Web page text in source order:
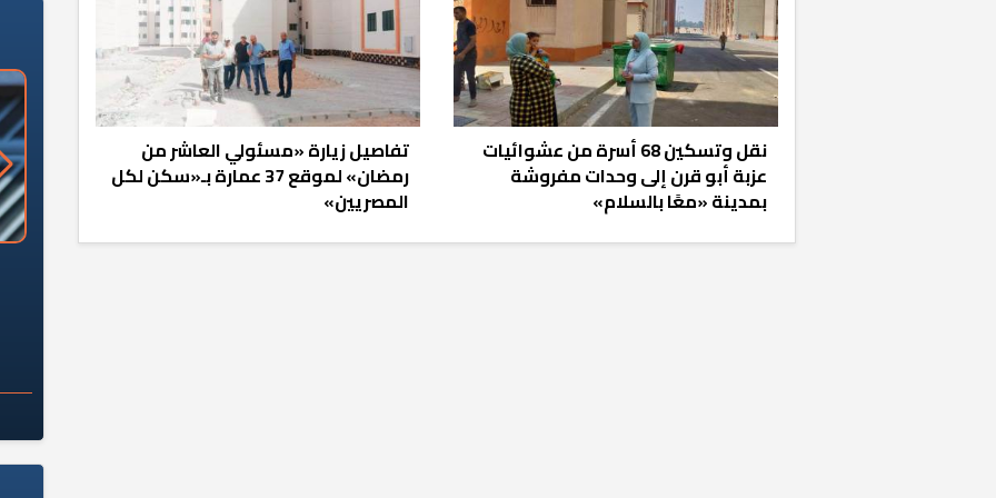
نقل وتسكين 68 أسرة من عشوائيات
عزبة أبو قرن إلى وحدات مفروشة
بمدينة «معًا بالسلام»
تفاصيل زيارة «مسئولي العاشر من
رمضان» لموقع 37 عمارة بـ«سكن لكل
المصريين»